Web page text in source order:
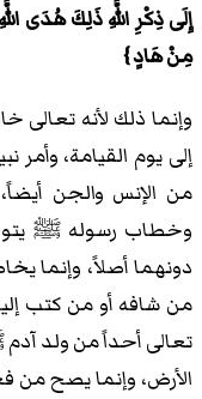
إِلَى ذِكْرِ اللَّهِ ذَلِكَ هُدَى
مِنْ هَادٍ }
وإنما ذلك لأنه تعالى
إلى يوم القيامة، وأمر
من الإنس والجن
وخطاب رسوله ﷺ
دونهما أصلاً، وإنما
من شافه أو من كتب
تعالى أحداً من ولد
الأرض، وإنما يصح من